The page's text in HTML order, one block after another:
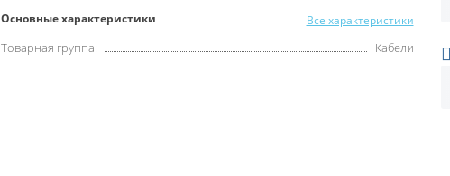
Основные характеристики Все характеристики
Товарная группа: Кабели